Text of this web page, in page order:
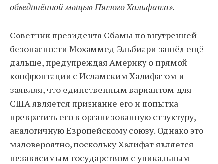
объединённой мощью Пятого Халифата».
Советник президента Обамы по внутренней
безопасности Мохаммед Эльбиари зашёл ещё
дальше, предупреждая Америку о прямой
конфронтации с Исламским Халифатом и
заявляя, что единственным вариантом для
США является признание его и попытка
превратить его в организованную структуру,
аналогичную Европейскому союзу. Однако это
маловероятно, поскольку Халифат является
независимым государством с уникальным